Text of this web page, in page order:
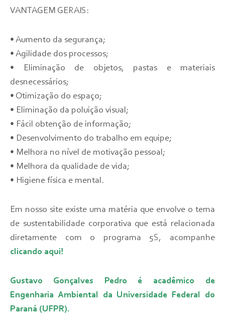
VANTAGEM GERAIS:
• Aumento da segurança;
• Agilidade dos processos;
• Eliminação de objetos, pastas e materiais
desnecessários;
• Otimização do espaço;
• Eliminação da poluição visual;
• Fácil obtenção de informação;
• Desenvolvimento do trabalho em equipe;
• Melhora no nível de motivação pessoal;
• Melhora da qualidade de vida;
• Higiene física e mental.
Em nosso site existe uma matéria que envolve o tema
de sustentabilidade corporativa que está relacionada
diretamente com o programa 5S, acompanhe
clicando aqui!
Gustavo Gonçalves Pedro é acadêmico de
Engenharia Ambiental da Universidade Federal do
Paraná (UFPR).